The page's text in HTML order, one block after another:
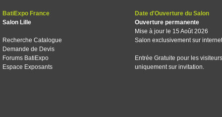
BatiExpo France
Salon Lille
Recherche Catalogue
Demande de Devis
Forums BatiExpo
Espace Exposants
Date d'Ouverture du Salon
Ouverture permanente
Mise à jour le 15 Août 2026
Salon exclusivement sur internet
Entrée Gratuite pour les visiteurs
uniquement sur invitation.